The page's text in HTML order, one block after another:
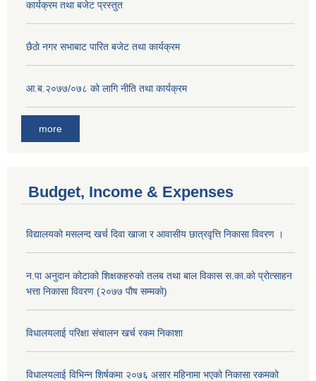
कार्यक्रम तथा बजेट प्रस्तुत
छै‌ठाे नगर सभाबाट पारित बजेट तथा कार्यक्रम
आ.ब.२०७७/०७८ को लागि नीति तथा कार्यक्रम
more
Budget, Income & Expenses
विद्यालयको मसलन्द खर्च दिवा खाजा र आवासीय छात्रवृत्ति निकासा विवरण ।
न.पा अनुदान कोटाको शिक्षकहरुको तलब तथा बाल विकास स.का.काे प्रोत्साहन
भत्ता निकासा विवरण (२०७७ पौष सम्मको)
विधालयलाई परिक्षा स‌ंचालन खर्च रकम निकाशा
विधालयलाई विभिन्न शिर्षकमा २०७६ असार महिनामा भएको निकासा रकमको